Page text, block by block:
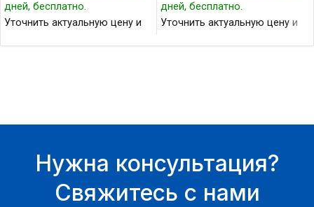
дней, бесплатно.
Уточнить актуальную цену и
дней, бесплатно.
Уточнить актуальную цену и
Нужна консультация?
Свяжитесь с нами